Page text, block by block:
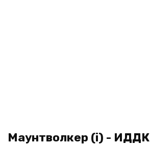
Маунтволкер (i) - ИДДК